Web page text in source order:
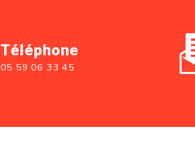
Téléphone
05 59 06 33 45